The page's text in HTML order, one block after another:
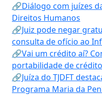
🔗Diálogo com juízes
Direitos Humanos
🔗Juiz pode negar
consulta de ofício ao
🔗Vai um crédito aí?
portabilidade de crédito
🔗Juíza do TJDFT
Programa Maria da